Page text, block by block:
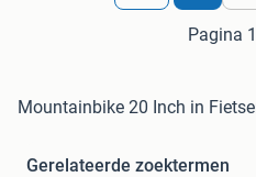
Pagina
Mountainbike 20 Inch in
Gerelateerde zoektermen